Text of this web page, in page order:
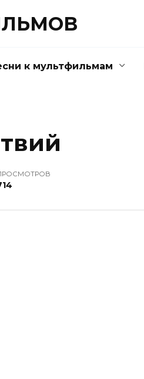
к мультфильмам